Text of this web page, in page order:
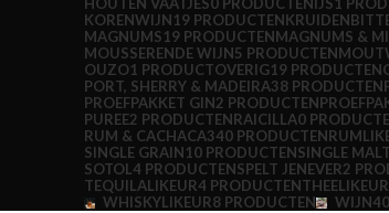
HOUTEN VAATJES0 PRODUCTENIJS1
KORENWIJN19 PRODUCTEN
MAGNUMS19 PRODUCTENMAGNUMS &
MOUSSERENDE WIJN5 PRODUCTEN
OUZO1 PRODUCTOVERIG19 PRODUCTEN
PORT, SHERRY & MADEIRA38 PRODUCTEN
PROEFPAKKET GIN2 PRODUCTEN
PUREE2 PRODUCTENRAICILLA0
RUM & CACHACA340 PRODUCTEN
SINGLE GRAIN10 PRODUCTENSINGLE MALT
SOTOL4 PRODUCTENSPELT JENEVER2
TEQUILALIKEUR4 PRODUCTENTHEELIKEUR
WHISKYLIKEUR8 PRODUCTEN WIJN